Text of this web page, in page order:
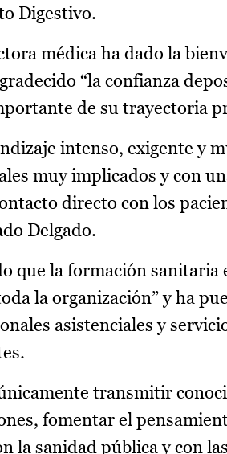
Digestivo.
médica ha dado la
“la confianza
de su trayectoria
intenso, exigente y
muy implicados y con
directo con los
Delgado.
que la formación sanitaria
la organización” y ha
asistenciales y
transmitir
fomentar el
la sanidad pública y con